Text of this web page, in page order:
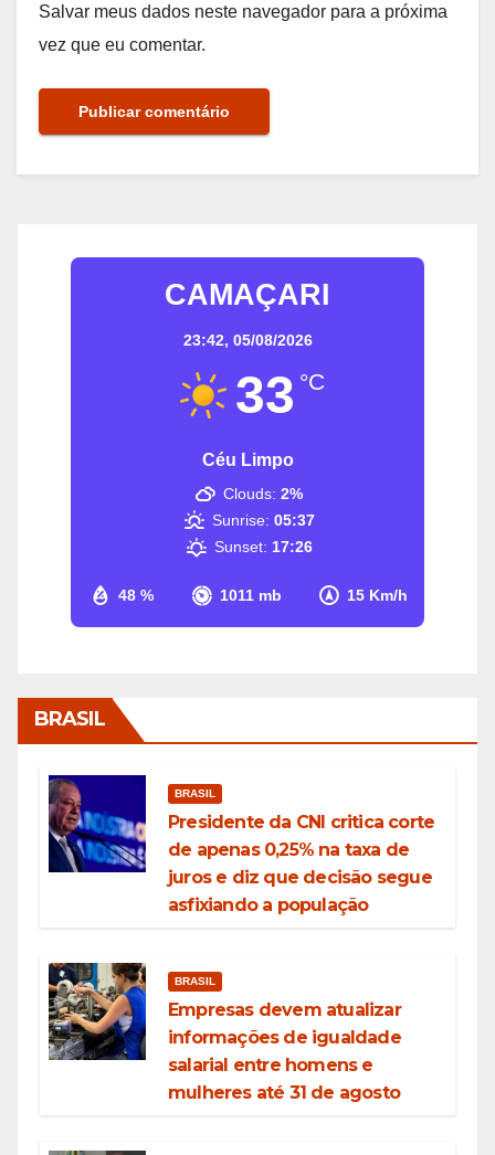
Salvar meus dados neste navegador para a próxima
vez que eu comentar.
CAMAÇARI
23:42, 05/08/2026
33 °C
Céu Limpo
48 % 1011 mb 15 Km/h
Clouds: 2%
Sunrise: 05:37
Sunset: 17:26
BRASIL
BRASIL
Presidente da CNI critica corte
de apenas 0,25% na taxa de
juros e diz que decisão segue
asfixiando a população
BRASIL
Empresas devem atualizar
informações de igualdade
salarial entre homens e
mulheres até 31 de agosto